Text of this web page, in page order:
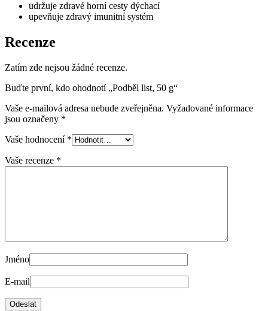
udržuje zdravé horní cesty dýchací
upevňuje zdravý imunitní systém
Recenze
Zatím zde nejsou žádné recenze.
Buďte první, kdo ohodnotí „Podběl list, 50 g“
Vaše e-mailová adresa nebude zveřejněna. Vyžadované informace
jsou označeny *
Vaše hodnocení *
Vaše recenze *
Jméno
E-mail